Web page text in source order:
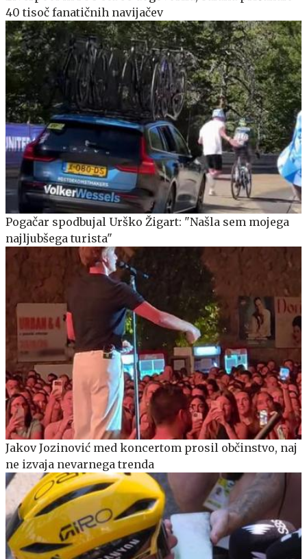
40 tisoč fanatičnih navijačev
Pogačar spodbujal Urško Žigart: "Našla sem mojega
najljubšega turista"
Jakov Jozinović med koncertom prosil občinstvo, naj
ne izvaja nevarnega trenda